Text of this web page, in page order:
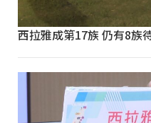
西拉雅成第17族 仍有8族